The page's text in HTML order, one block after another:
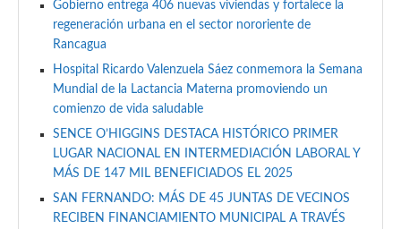
Gobierno entrega 406 nuevas viviendas y fortalece la
regeneración urbana en el sector nororiente de
Rancagua
Hospital Ricardo Valenzuela Sáez conmemora la Semana
Mundial de la Lactancia Materna promoviendo un
comienzo de vida saludable
SENCE O’HIGGINS DESTACA HISTÓRICO PRIMER
LUGAR NACIONAL EN INTERMEDIACIÓN LABORAL Y
MÁS DE 147 MIL BENEFICIADOS EL 2025
SAN FERNANDO: MÁS DE 45 JUNTAS DE VECINOS
RECIBEN FINANCIAMIENTO MUNICIPAL A TRAVÉS